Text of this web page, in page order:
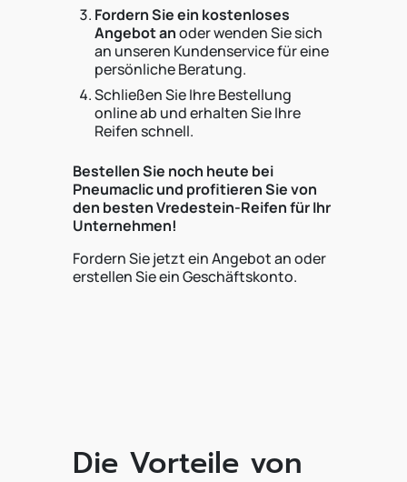
Fordern Sie ein kostenloses
Angebot anoder wenden Sie sich
an unseren Kundenservice für eine
persönliche Beratung.
Schließen Sie Ihre Bestellung
online ab und erhalten Sie Ihre
Reifen schnell.
Bestellen Sie noch heute bei
Pneumaclic und profitieren Sie von
den besten Vredestein-Reifen für Ihr
Unternehmen!
Fordern Sie jetzt ein Angebot an oder
erstellen Sie ein Geschäftskonto.
Die Vorteile von